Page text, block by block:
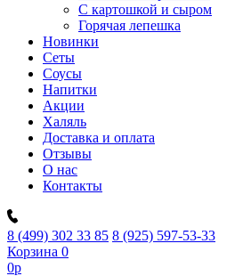
С картошкой и сыром
Горячая лепешка
Новинки
Сеты
Соусы
Напитки
Акции
Халяль
Доставка и оплата
Отзывы
О нас
Контакты
8 (499) 302 33 85 8 (925) 597-53-33
Корзина 0
0р